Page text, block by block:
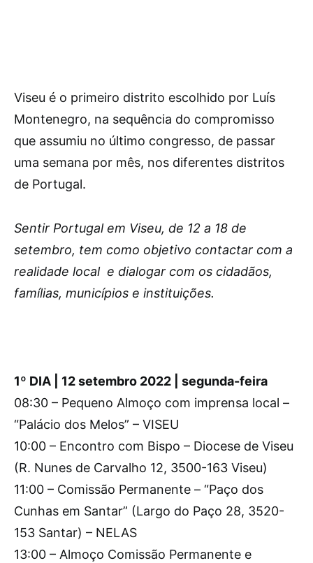
Viseu é o primeiro distrito escolhido por Luís
Montenegro, na sequência do compromisso
que assumiu no último congresso, de passar
uma semana por mês, nos diferentes distritos
de Portugal.
Sentir Portugal em Viseu, de 12 a 18 de
setembro, tem como objetivo contactar com a
realidade local e dialogar com os cidadãos,
famílias, municípios e instituições.
1º DIA | 12 setembro 2022 | segunda-feira
08:30 – Pequeno Almoço com imprensa local –
“Palácio dos Melos” – VISEU
10:00 – Encontro com Bispo – Diocese de Viseu
(R. Nunes de Carvalho 12, 3500-163 Viseu)
11:00 – Comissão Permanente – “Paço dos
Cunhas em Santar” (Largo do Paço 28, 3520-
153 Santar) – NELAS
13:00 – Almoço Comissão Permanente e